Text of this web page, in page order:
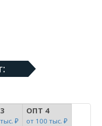
₽
ОПТ 4
от 100 тыс. ₽